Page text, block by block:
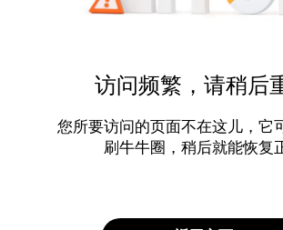
访问频繁，请稍后
您所要访问的页面不在这儿，它
刷牛牛圈，稍后就能恢复